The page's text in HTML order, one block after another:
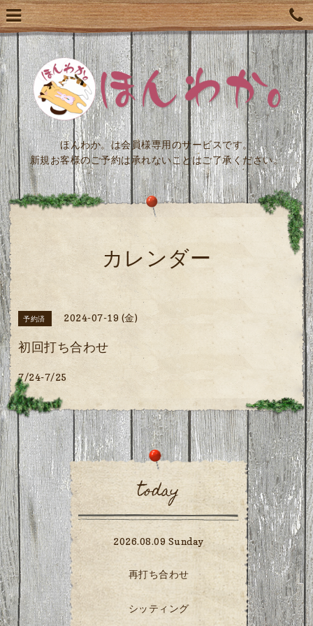
ほんわか。は会員様専用のサービスです。
新規お客様のご予約は承れないことはご了承ください。
カレンダー
予約済 2024-07-19 (金)
初回打ち合わせ
7/24-7/25
today
2026.08.09 Sunday
再打ち合わせ
シッティング